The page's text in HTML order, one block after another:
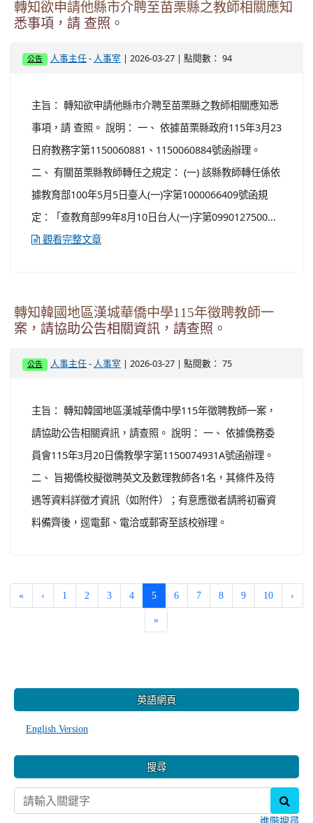
轉知欲申請他縣市介聘至苗栗縣之教師相關應知
悉事項，請 查照。
公告 人事主任 - 人事室 | 2026-03-27 | 點閱數： 94
主旨： 轉知欲申請他縣市介聘至苗栗縣之教師相關應知悉
事項，請 查照。 說明： 一、 依據苗栗縣政府115年3月23
日府教務字第1150060881、1150060884號函辦理。
二、 有關苗栗縣教師轉任之規定： (一) 該縣教師轉任係依
據教育部100年5月5日臺人(一)字第1000066409號函規
定：「查教育部99年8月10日台人(一)字第0990127500...
觀看完整文章
轉知韓國地區漢城華僑中學115年徵聘教師一
案，請協助公告相關資訊，請查照。
公告 人事主任 - 人事室 | 2026-03-27 | 點閱數： 75
主旨： 轉知韓國地區漢城華僑中學115年徵聘教師一案，
請協助公告相關資訊，請查照。 說明： 一、 依據僑務委
員會115年3月20日僑教學字第1150074931A號函辦理。
二、 旨揭僑校擬徵聘英文及數理教師各1名，其條件及待
遇等資料詳徵才資訊（如附件）；有意應徵者請將初審資
料備齊後，逕電郵、電洽或郵寄至該校辦理。
« ‹ 1 2 3 4 5(current)
6 7 8 9 10 ›
»
英語網頁
English Version
搜尋